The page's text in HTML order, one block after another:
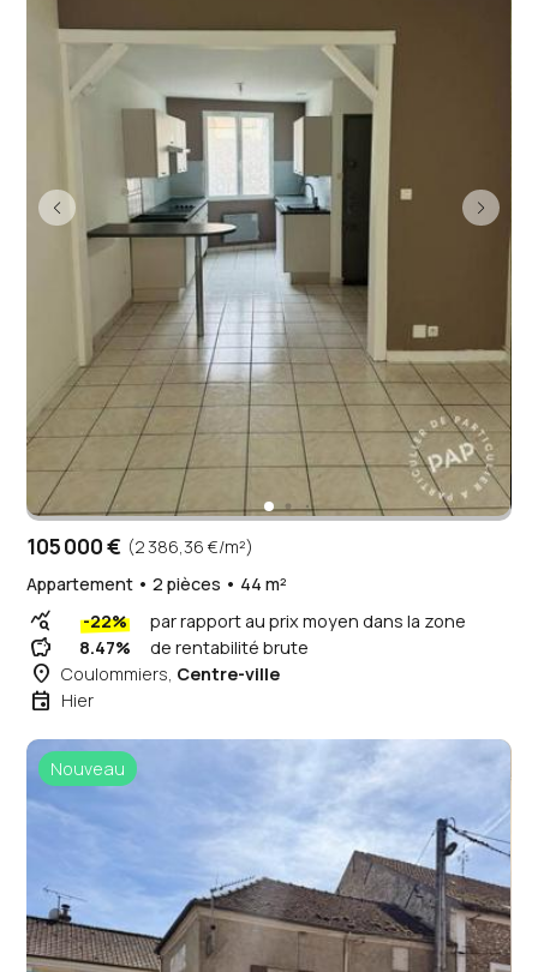
105 000 € (2 386,36 €/m²)
Appartement • 2 pièces • 44 m²
query_stats -22% par rapport au prix moyen dans la zone
savings 8.47% de rentabilité brute
place Coulommiers, Centre-ville
event Hier
Nouveau